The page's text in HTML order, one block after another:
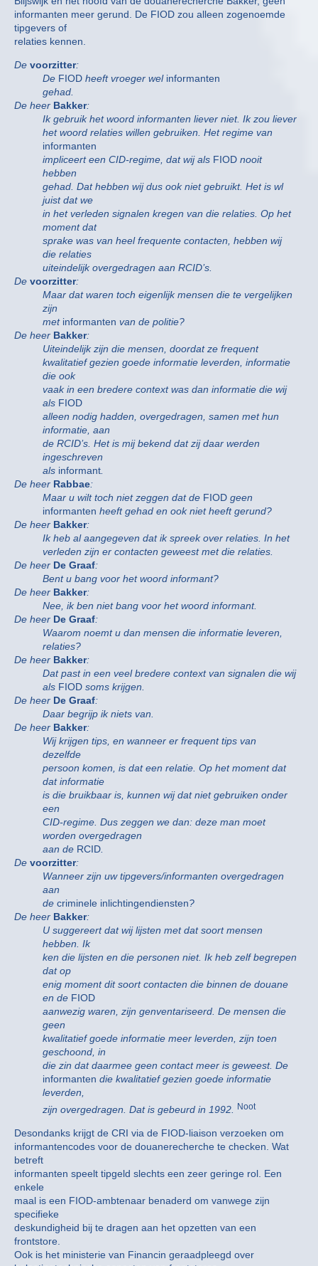
informanten meer gerund. De FIOD zou alleen zogenoemde
tipgevers of
relaties kennen.
De voorzitter:
De FIOD heeft vroeger welinformanten
gehad.
De heer Bakker:
Ik gebruik het woord informanten liever niet. Ik zou liever
het woord relaties willen gebruiken. Het regime van
informanten
impliceert een CID-regime, dat wij als FIOD nooit
hebben
gehad. Dat hebben wij dus ook niet gebruikt. Het is wl
juist dat we
in het verleden signalen kregen van die relaties. Op het
moment dat
sprake was van heel frequente contacten, hebben wij
die relaties
uiteindelijk overgedragen aan RCID’s.
De voorzitter:
Maar dat waren toch eigenlijk mensen die te vergelijken
zijn
metinformanten van de politie?
De heer Bakker:
Uiteindelijk zijn die mensen, doordat ze frequent
kwalitatief gezien goede informatie leverden, informatie
die ook
vaak in een bredere context was dan informatie die wij
als FIOD
alleen nodig hadden, overgedragen, samen met hun
informatie, aan
de RCID’s. Het is mij bekend dat zij daar werden
ingeschreven
als informant.
De heer Rabbae:
Maar u wilt toch niet zeggen dat de FIOD geen
informanten heeft gehad en ook niet heeft gerund?
De heer Bakker:
Ik heb al aangegeven dat ik spreek over relaties. In het
verleden zijn er contacten geweest met die relaties.
De heer De Graaf:
Bent u bang voor het woord informant?
De heer Bakker:
Nee, ik ben niet bang voor het woord informant.
De heer De Graaf:
Waarom noemt u dan mensen die informatie leveren,
relaties?
De heer Bakker:
Dat past in een veel bredere context van signalen die wij
als FIOD soms krijgen.
De heer De Graaf:
Daar begrijp ik niets van.
De heer Bakker:
Wij krijgen tips, en wanneer er frequent tips van
dezelfde
persoon komen, is dat een relatie. Op het moment dat
dat informatie
is die bruikbaar is, kunnen wij dat niet gebruiken onder
een
CID-regime. Dus zeggen we dan: deze man moet
worden overgedragen
aan de RCID.
De voorzitter:
Wanneer zijn uw tipgevers/informanten overgedragen
aan
de criminele inlichtingendiensten?
De heer Bakker:
U suggereert dat wij lijsten met dat soort mensen
hebben. Ik
ken die lijsten en die personen niet. Ik heb zelf begrepen
dat op
enig moment dit soort contacten die binnen de douane
en de FIOD
aanwezig waren, zijn genventariseerd. De mensen die
geen
kwalitatief goede informatie meer leverden, zijn toen
geschoond, in
die zin dat daarmee geen contact meer is geweest. De
informanten die kwalitatief gezien goede informatie
leverden,
zijn overgedragen. Dat is gebeurd in 1992.
Noot
Desondanks krijgt de CRI via de FIOD-liaison verzoeken om
informantencodes voor de douanerecherche te checken. Wat
betreft
informanten speelt tipgeld slechts een zeer geringe rol. Een
enkele
maal is een FIOD-ambtenaar benaderd om vanwege zijn
specifieke
deskundigheid bij te dragen aan het opzetten van een
frontstore.
Ook is het ministerie van Financin geraadpleegd over